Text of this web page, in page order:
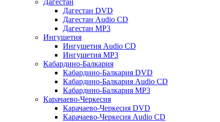
Дагестан
Дагестан DVD
Дагестан Audio CD
Дагестан MP3
Ингушетия
Ингушетия Audio CD
Ингушетия MP3
Кабардино-Балкария
Кабардино-Балкария DVD
Кабардино-Балкария Audio CD
Кабардино-Балкария MP3
Карачаево-Черкесия
Карачаево-Черкесия DVD
Карачаево-Черкесия Audio CD